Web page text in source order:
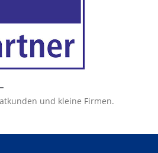
und kleine Firmen.